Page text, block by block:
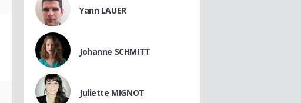
Yann LAUER
Johanne SCHMITT
Juliette MIGNOT